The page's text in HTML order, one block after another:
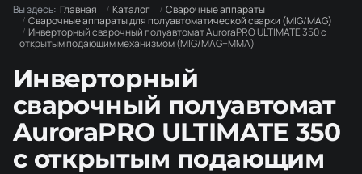
Вы здесь: Главная Каталог
Сварочные аппараты
Сварочные аппараты для полуавтоматической сварки (MIG/MAG)
Инверторный сварочный полуавтомат AuroraPRO ULTIMATE 350 с
открытым подающим механизмом (MIG/MAG+MMA)
Инверторный
сварочный полуавтомат
AuroraPRO ULTIMATE 350
с открытым подающим